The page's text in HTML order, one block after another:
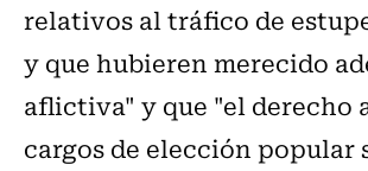
relativos al tráfico de
y que hubieren merecido
aflictiva" y que "el derecho
cargos de elección popular